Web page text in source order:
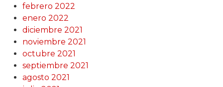
febrero 2022
enero 2022
diciembre 2021
noviembre 2021
octubre 2021
septiembre 2021
agosto 2021